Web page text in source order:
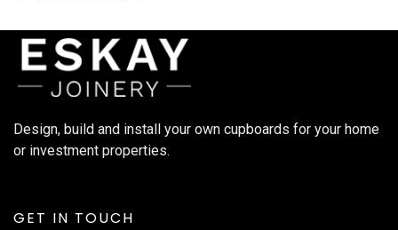
Design, build and install your own cupboards for your home
or investment properties.
GET IN TOUCH